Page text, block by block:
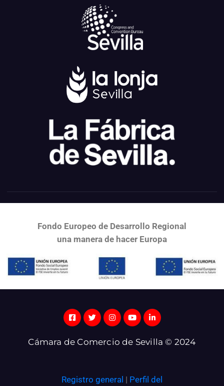
Fondo Europeo de Desarrollo Regional
una manera de hacer Europa
Cámara de Comercio de Sevilla © 2024
Registro general | Perfil del